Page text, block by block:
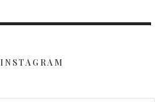
INSTAGRAM